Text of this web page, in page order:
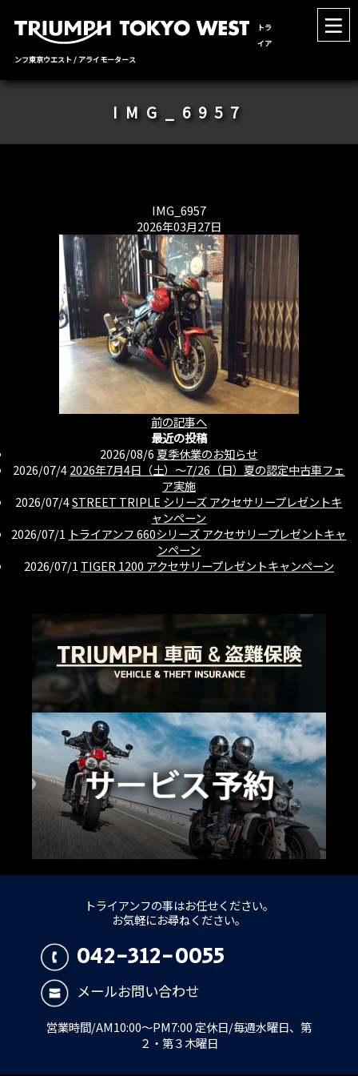
トラ
イア
ンフ東京ウエスト / アライモータース
IMG_6957
IMG_6957
2026年03月27日
前の記事へ
最近の投稿
2026/08/6 夏季休業のお知らせ
2026/07/42026年7月4日（土）〜7/26（日）夏の認定中古車フェ
ア実施
2026/07/4STREET TRIPLE シリーズ アクセサリープレゼントキ
ャンペーン
2026/07/1 トライアンフ 660シリーズ アクセサリープレゼントキャ
ンペーン
2026/07/1 TIGER 1200 アクセサリープレゼントキャンペーン
トライアンフの事はお任せください。
お気軽にお尋ねください。
042-312-0055
メールお問い合わせ
営業時間/AM10:00～PM7:00 定休日/毎週水曜日、第
２・第３木曜日